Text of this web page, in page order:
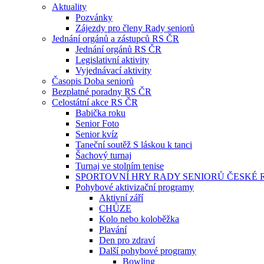
Aktuality
Pozvánky
Zájezdy pro členy Rady seniorů
Jednání orgánů a zástupců RS ČR
Jednání orgánů RS ČR
Legislativní aktivity
Vyjednávací aktivity
Časopis Doba seniorů
Bezplatné poradny RS ČR
Celostátní akce RS ČR
Babička roku
Senior Foto
Senior kvíz
Taneční soutěž S láskou k tanci
Šachový turnaj
Turnaj ve stolním tenise
SPORTOVNÍ HRY RADY SENIORŮ ČESKÉ
Pohybové aktivizační programy
Aktivní září
CHŮZE
Kolo nebo koloběžka
Plavání
Den pro zdraví
Další pohybové programy
Bowling